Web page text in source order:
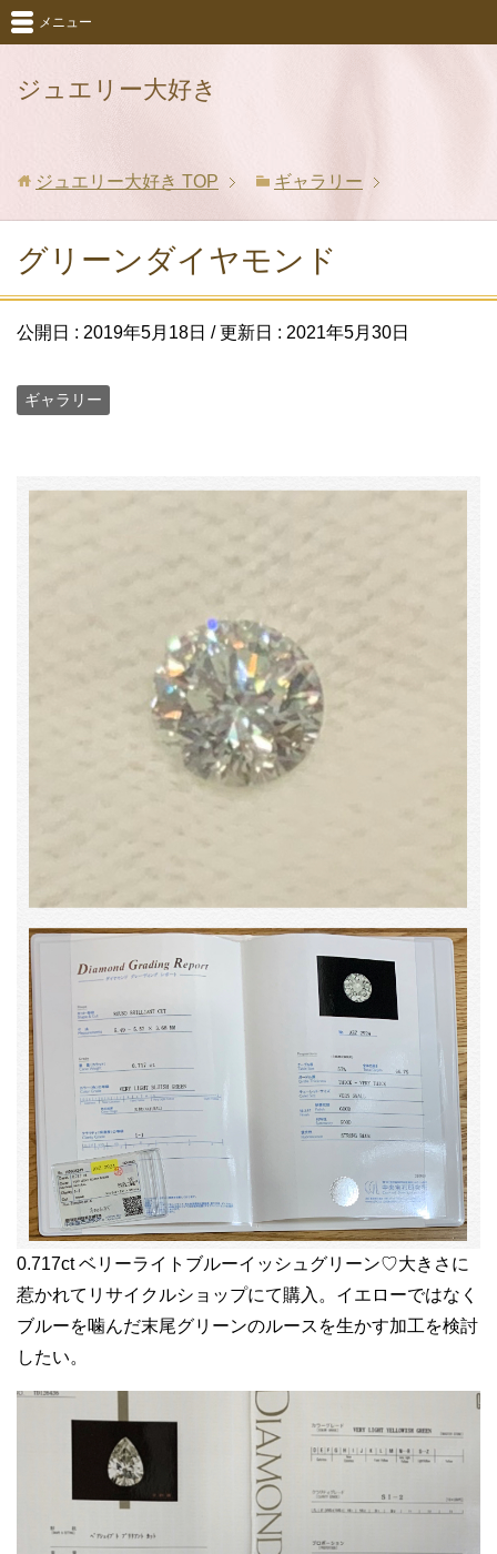
ジュエリー大好き
メニュー
ジュエリー大好き TOP ギャラリー
グリーンダイヤモンド
公開日 : 2019年5月18日 / 更新日 : 2021年5月30日
ギャラリー
0.717ct ベリーライトブルーイッシュグリーン♡大きさに
惹かれてリサイクルショップにて購入。イエローではなく
ブルーを噛んだ末尾グリーンのルースを生かす加工を検討
したい。